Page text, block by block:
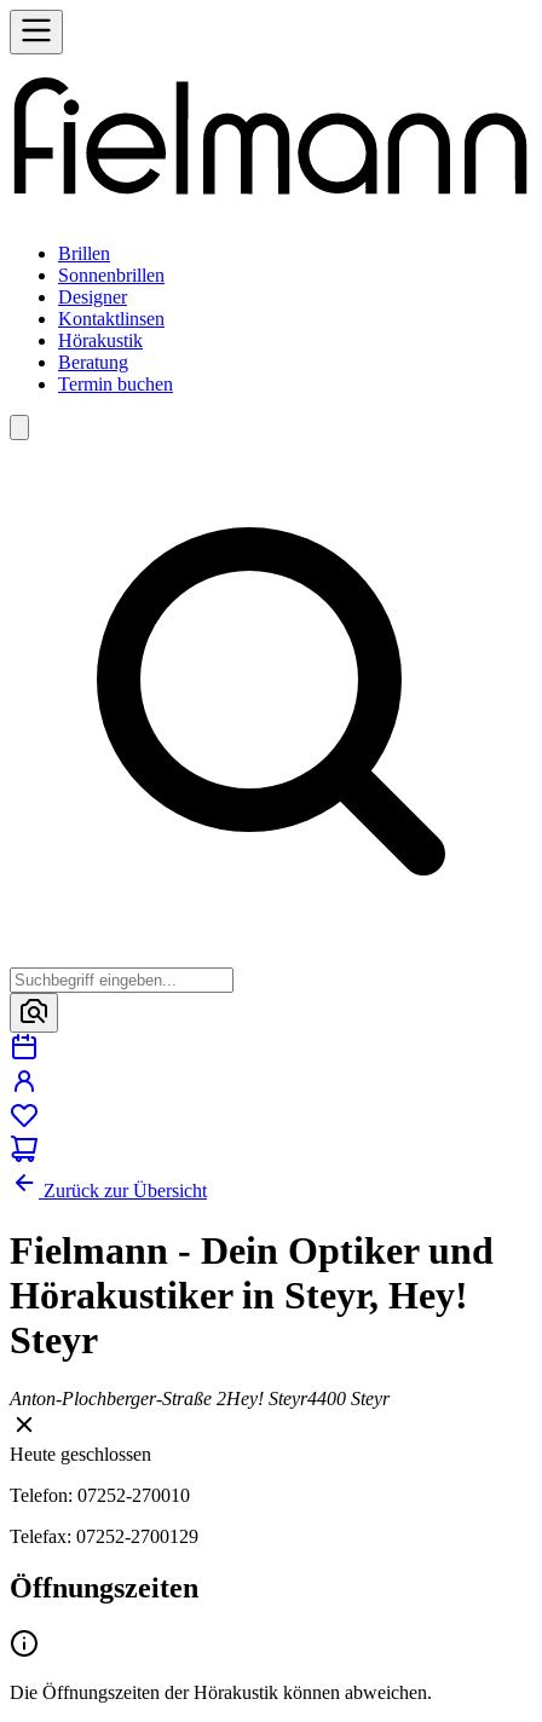
Brillen
Sonnenbrillen
Designer
Kontaktlinsen
Hörakustik
Beratung
Termin buchen
Zurück zur Übersicht
Fielmann - Dein Optiker und
Hörakustiker in Steyr, Hey!
Steyr
Anton-Plochberger-Straße 2Hey! Steyr4400 Steyr
Heute geschlossen
Telefon: 07252-270010
Telefax: 07252-2700129
Öffnungszeiten
Die Öffnungszeiten der Hörakustik können abweichen.